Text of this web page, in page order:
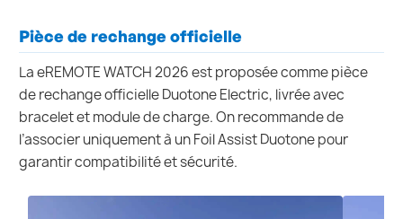
Pièce de rechange officielle
La eREMOTE WATCH 2026 est proposée comme pièce
de rechange officielle Duotone Electric, livrée avec
bracelet et module de charge. On recommande de
l’associer uniquement à un Foil Assist Duotone pour
garantir compatibilité et sécurité.